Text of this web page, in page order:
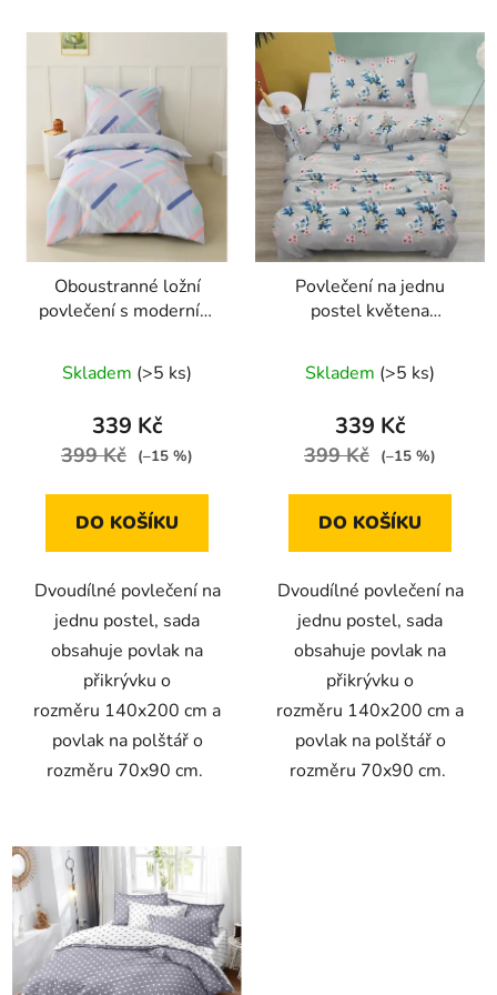
Oboustranné ložní
povlečení s moderním
pastelových barvách
140 × 200 cm / 70 × 90
Skladem (>5 ks)
339 Kč
399 Kč (–15 %)
DO KOŠÍKU
Dvoudílné povlečení na
jednu postel, sada
obsahuje povlak na
přikrývku o
rozměru 140x200 cm a
povlak na polštář o
rozměru 70x90 cm.
Povlečení na jednu
postel květena
světle šedá
Skladem (>5 ks)
339 Kč
399 Kč (–15 %)
DO KOŠÍKU
Dvoudílné povlečení na
jednu postel, sada
obsahuje povlak na
přikrývku o
rozměru 140x200 cm a
povlak na polštář o
rozměru 70x90 cm.